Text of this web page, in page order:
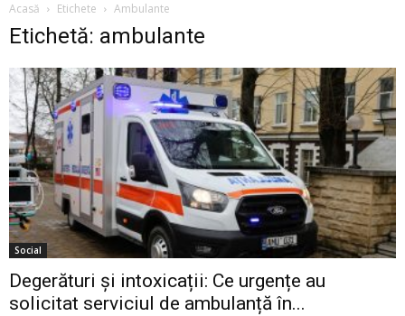
Acasă Etichete Ambulante
Etichetă: ambulante
Social
Degerături și intoxicații: Ce urgențe au
solicitat serviciul de ambulanță în...